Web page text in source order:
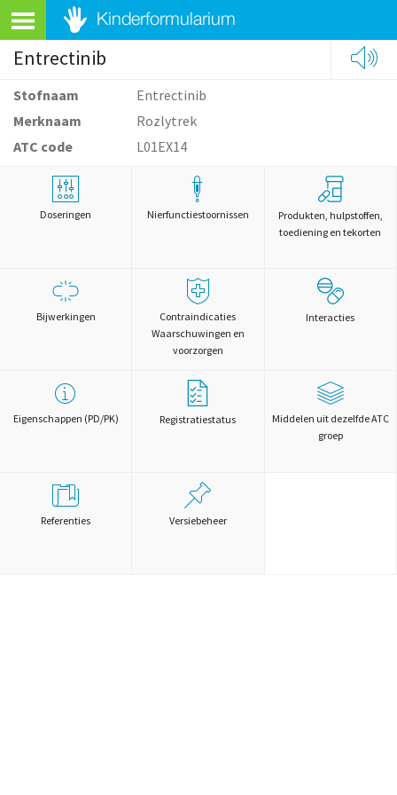
Entrectinib
Stofnaam
Entrectinib
Merknaam
Rozlytrek
ATC code
L01EX14
Doseringen Nierfunctiestoornissen
Produkten, hulpstoffen,
toediening en tekorten
Bijwerkingen
Contraindicaties
Waarschuwingen en
voorzorgen
Interacties
Eigenschappen (PD/PK) Registratiestatus
Middelen uit dezelfde ATC
groep
Referenties Versiebeheer